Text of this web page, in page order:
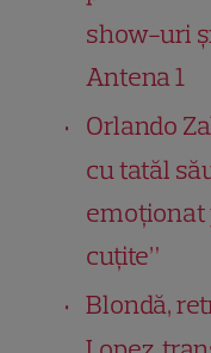
show-uri
Antena 1
Orlando
cu tatăl
emoționat
cuțite”
Blondă,